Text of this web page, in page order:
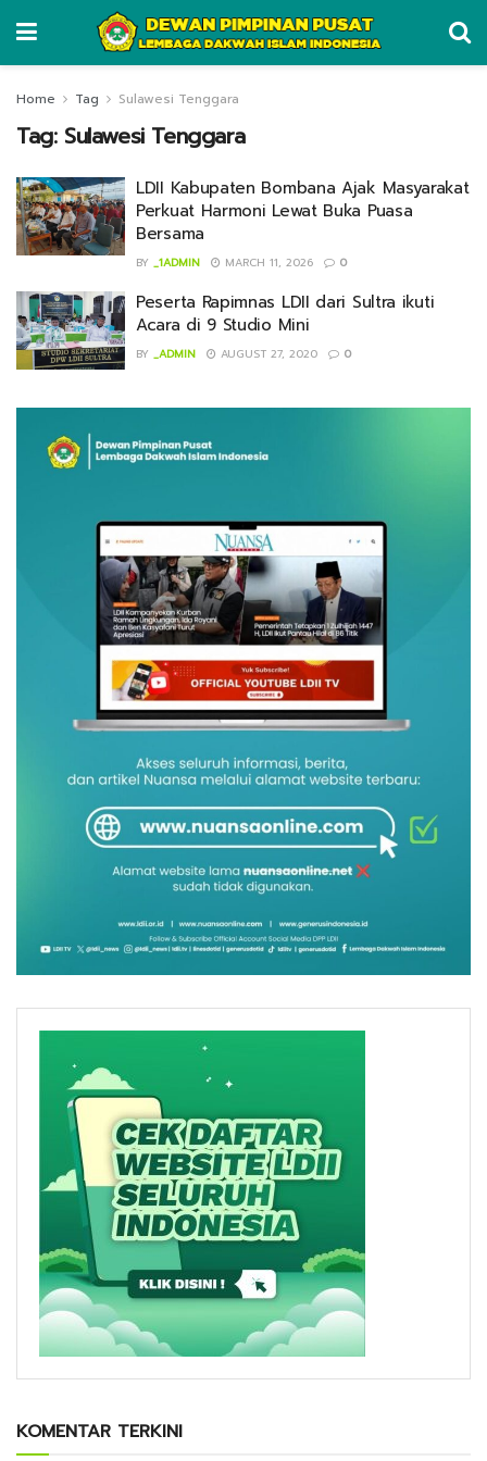
Home Tag Sulawesi Tenggara
Tag: Sulawesi Tenggara
LDII Kabupaten Bombana Ajak Masyarakat
Perkuat Harmoni Lewat Buka Puasa
Bersama
BY _1ADMIN MARCH 11, 2026 0
Peserta Rapimnas LDII dari Sultra ikuti
Acara di 9 Studio Mini
BY _ADMIN AUGUST 27, 2020 0
KOMENTAR TERKINI